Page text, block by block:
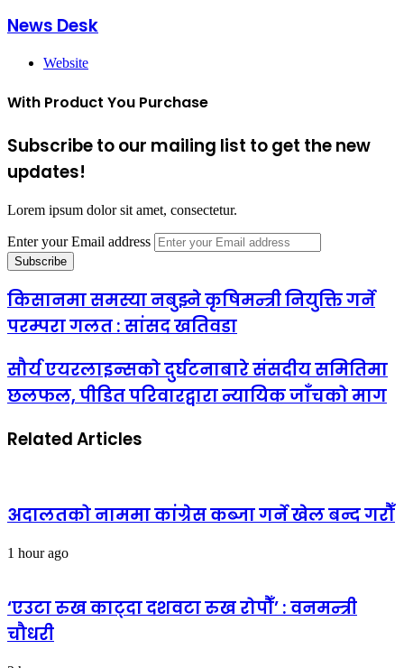
News Desk
Website
With Product You Purchase
Subscribe to our mailing list to get the new
updates!
Lorem ipsum dolor sit amet, consectetur.
Enter your Email address
किसानमा समस्या नबुझ्ने कृषिमन्त्री नियुक्ति गर्ने
परम्परा गलत : सांसद खतिवडा
सौर्य एयरलाइन्सको दुर्घटनाबारे संसदीय समितिमा
छलफल, पीडित परिवारद्वारा न्यायिक जाँचको माग
Related Articles
अदालतको नाममा कांग्रेस कब्जा गर्ने खेल बन्द गरौँ
1 hour ago
‘एउटा रुख काट्दा दशवटा रुख रोपौँ’ : वनमन्त्री
चौधरी